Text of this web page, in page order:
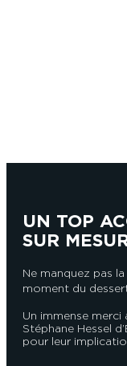
UN TOP
SUR
Ne manquez pas
moment du
Un immense merci
Stéphane Hessel
pour leur